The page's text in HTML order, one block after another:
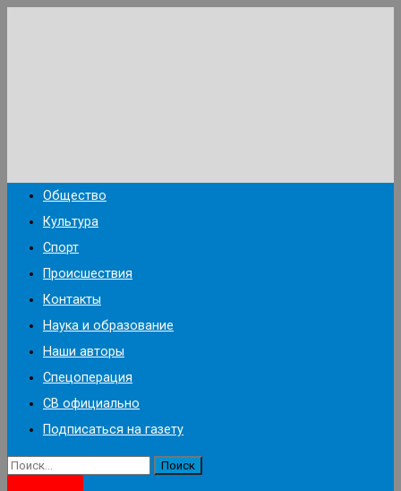
Общество
Культура
Спорт
Происшествия
Контакты
Наука и образование
Наши авторы
Спецоперация
СВ официально
Подписаться на газету
Найти: